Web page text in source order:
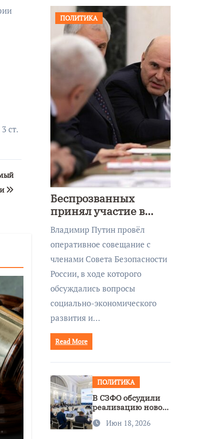
ст.
ПОЛИТИКА
Беспрозванных
принял участие в
совещании Совбеза
под руководством
Путина
Владимир Путин провёл
оперативное совещание с
членами Совета Безопасности
России, в ходе которого
обсуждались вопросы
социально-экономического
развития и…
Read More
ПОЛИТИКА
В СЗФО обсудили
реализацию новой
нацполитики
Июн 18, 2026